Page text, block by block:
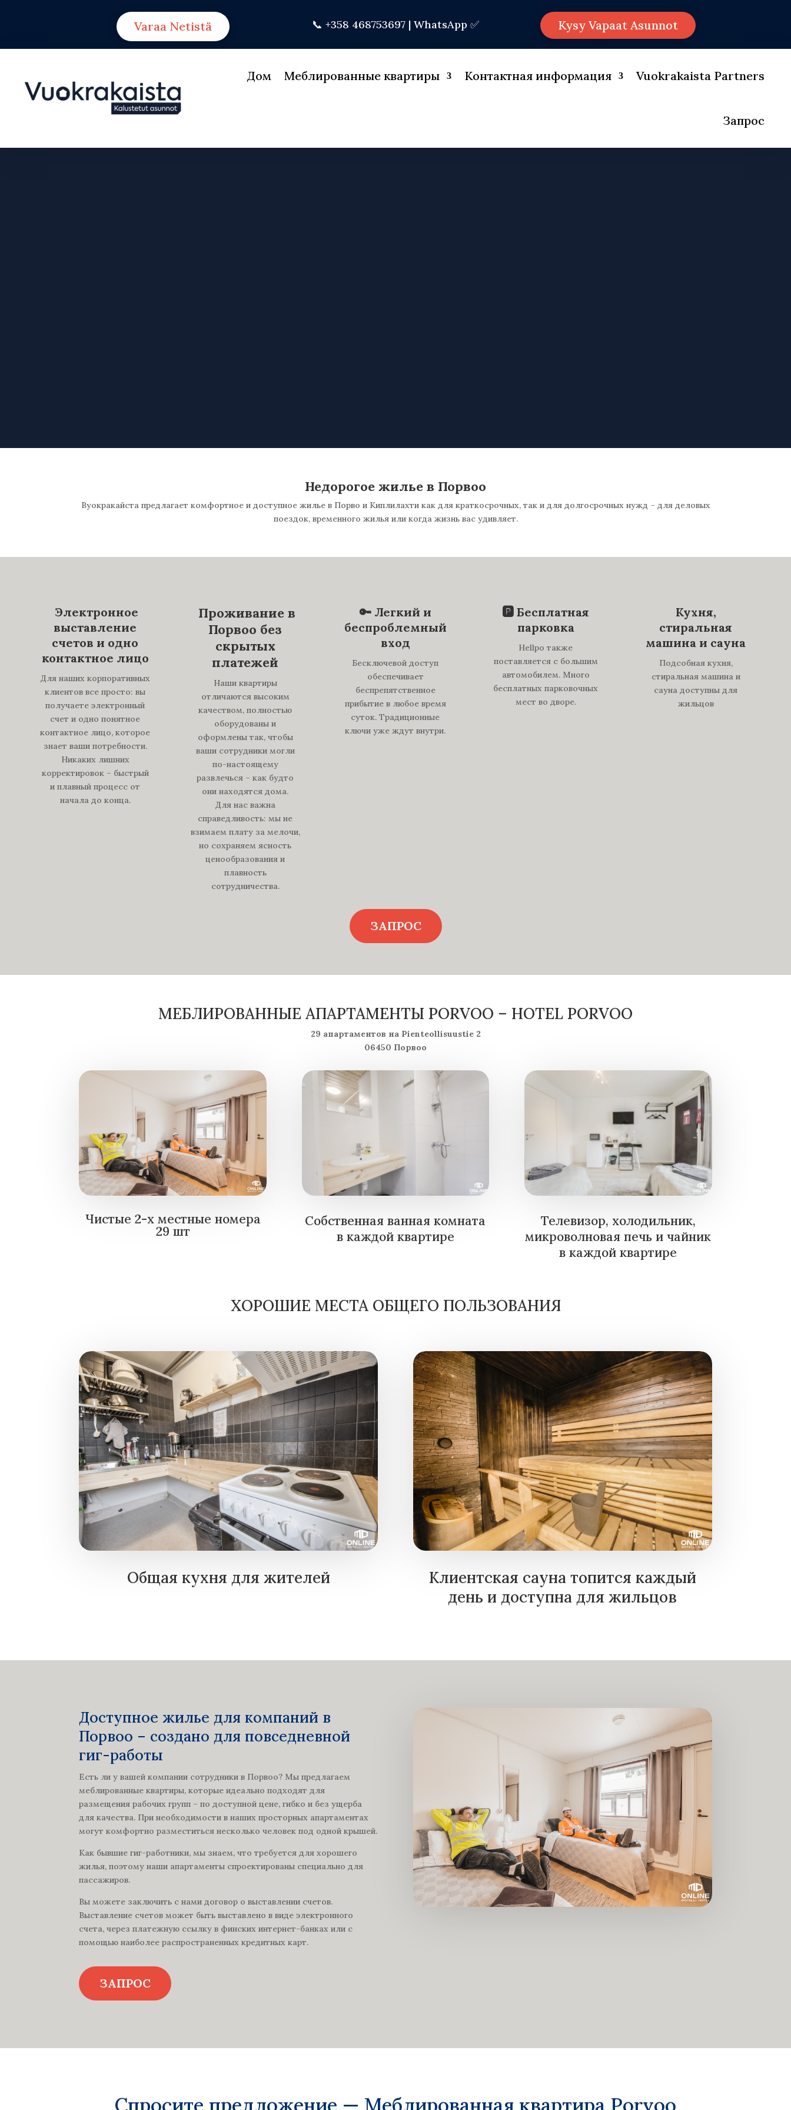
Varaa Netistä 📞 +358 468753697 | WhatsApp ✅ Kysy Vapaat Asunnot
Дом Меблированные квартиры Контактная информация Vuokrakaista Partners
Запрос
Недорогое жилье в Порвоо
Вуокракайста предлагает комфортное и доступное жилье в Порво и Киплилахти как для краткосрочных, так и для долгосрочных нужд – для деловых
поездок, временного жилья или когда жизнь вас удивляет.
Электронное
выставление
счетов и одно
контактное лицо
Для наших корпоративных
клиентов все просто: вы
получаете электронный
счет и одно понятное
контактное лицо, которое
знает ваши потребности.
Никаких лишних
корректировок – быстрый
и плавный процесс от
начала до конца.
Проживание в
Порвоо без
скрытых
платежей
Наши квартиры
отличаются высоким
качеством, полностью
оборудованы и
оформлены так, чтобы
ваши сотрудники могли
по-настоящему
развлечься – как будто
они находятся дома.
Для нас важна
справедливость: мы не
взимаем плату за мелочи,
но сохраняем ясность
ценообразования и
плавность
сотрудничества.
🔑 Легкий и
беспроблемный
вход
Бесключевой доступ
обеспечивает
беспрепятственное
прибытие в любое время
суток. Традиционные
ключи уже ждут внутри.
🅿️ Бесплатная
парковка
Hellpo также
поставляется с большим
автомобилем. Много
бесплатных парковочных
мест во дворе.
Кухня,
стиральная
машина и сауна
Подсобная кухня,
стиральная машина и
сауна доступны для
жильцов
ЗАПРОС
МЕБЛИРОВАННЫЕ АПАРТАМЕНТЫ PORVOO – HOTEL PORVOO
29 апартаментов на Pienteollisuustie 2
06450 Порвоо
Чистые 2-х местные номера
29 шт
Собственная ванная комната
в каждой квартире
Телевизор, холодильник,
микроволновая печь и чайник
в каждой квартире
ХОРОШИЕ МЕСТА ОБЩЕГО ПОЛЬЗОВАНИЯ
Общая кухня для жителей
Клиентская сауна топится каждый
день и доступна для жильцов
Доступное жилье для компаний в
Порвоо – создано для повседневной
гиг-работы
Есть ли у вашей компании сотрудники в Порвоо? Мы предлагаем
меблированные квартиры, которые идеально подходят для
размещения рабочих групп – по доступной цене, гибко и без ущерба
для качества. При необходимости в наших просторных апартаментах
могут комфортно разместиться несколько человек под одной крышей.
Как бывшие гиг-работники, мы знаем, что требуется для хорошего
жилья, поэтому наши апартаменты спроектированы специально для
пассажиров.
Вы можете заключить с нами договор о выставлении счетов.
Выставление счетов может быть выставлено в виде электронного
счета, через платежную ссылку в финских интернет-банках или с
помощью наиболее распространенных кредитных карт.
ЗАПРОС
Спросите предложение — Меблированная квартира Porvoo